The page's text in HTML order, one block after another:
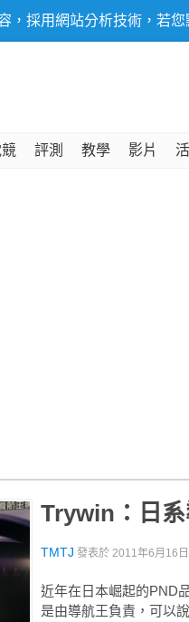
，採用網站分析技術，若
評測 教學 影片
Trywin：日
TMTJ 發表於 2011年6月16
近年在日本崛起的PND
是由導航王負責，可以